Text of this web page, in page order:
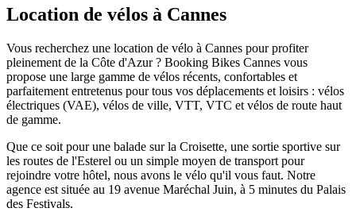
Location de vélos à Cannes
Vous recherchez une location de vélo à Cannes pour profiter
pleinement de la Côte d'Azur ? Booking Bikes Cannes vous
propose une large gamme de vélos récents, confortables et
parfaitement entretenus pour tous vos déplacements et loisirs : vélos
électriques (VAE), vélos de ville, VTT, VTC et vélos de route haut
de gamme.
Que ce soit pour une balade sur la Croisette, une sortie sportive sur
les routes de l'Esterel ou un simple moyen de transport pour
rejoindre votre hôtel, nous avons le vélo qu'il vous faut. Notre
agence est située au 19 avenue Maréchal Juin, à 5 minutes du Palais
des Festivals.